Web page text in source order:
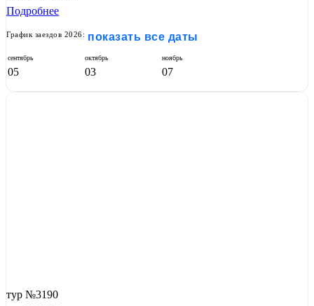
Подробнее
График заездов 2026: показать все даты
сентябрь
05
октябрь
03
ноябрь
07
тур №3190